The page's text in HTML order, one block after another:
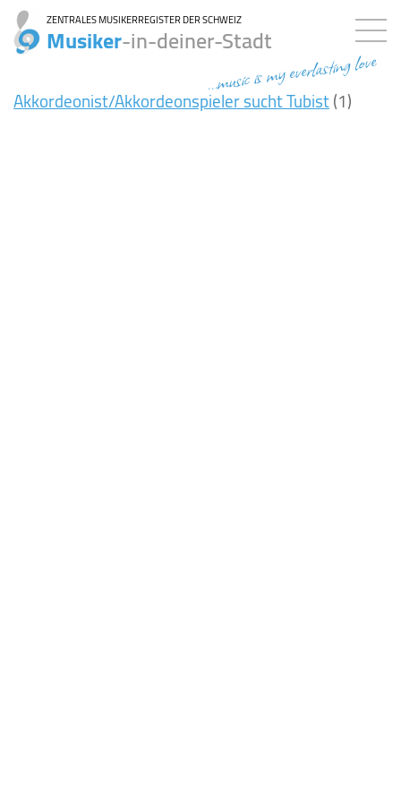
ZENTRALES MUSIKERREGISTER DER SCHWEIZ
Musiker-in-deiner-Stadt
...music is my everlasting love
Akkordeonist/Akkordeonspieler sucht Tubist(1)